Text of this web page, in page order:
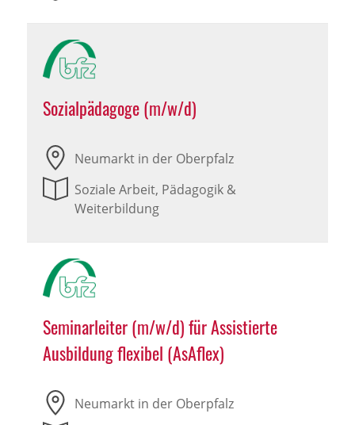
Sozialpädagoge (m/w/d)
Neumarkt in der Oberpfalz
Soziale Arbeit, Pädagogik &
Weiterbildung
Seminarleiter (m/w/d) für Assistierte
Ausbildung flexibel (AsAflex)
Neumarkt in der Oberpfalz